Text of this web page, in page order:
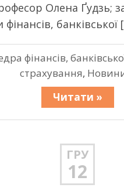
Олена Ґудзь;
фінансів, банківської
фінансів,
страхування,
Читати »
ГРУ
12